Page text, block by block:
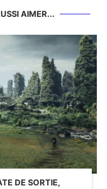
AIMER...
DE SORTIE,